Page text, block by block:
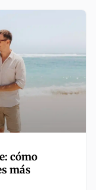
cómo
más